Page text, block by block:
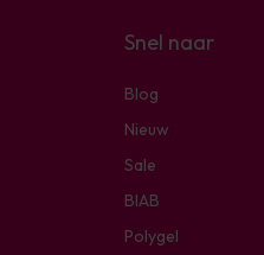
Snel naar
Blog
Nieuw
Sale
BIAB
Polygel